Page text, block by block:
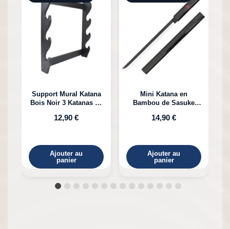
Support Mural Katana
Bois Noir 3 Katanas en
12,90 €
Ajouter au
panier
Mini Katana en
Bambou de Sasuke
14,90 €
Ajouter au
panier